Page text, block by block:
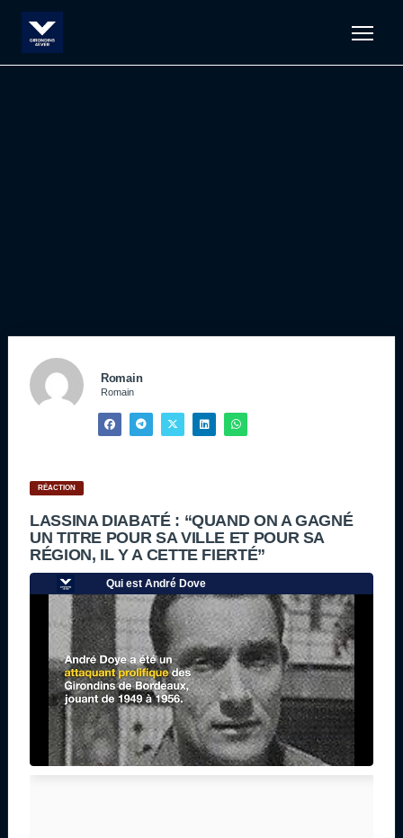
Romain
Romain
RÉACTION
LASSINA DIABATÉ : “QUAND ON A GAGNÉ
UN TITRE POUR SA VILLE ET POUR SA
RÉGION, IL Y A CETTE FIERTÉ”